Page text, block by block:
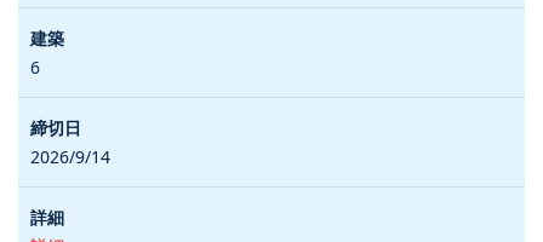
6
2026/9/14